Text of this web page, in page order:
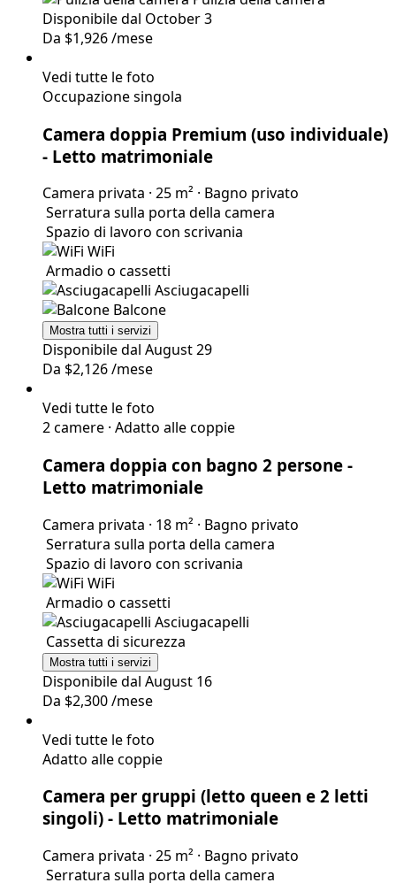
Pulizia della camera
Disponibile dal October 3
Vedi tutte le foto
Camera doppia Premium (uso individuale)
Camera privata ·25 m² ·Bagno privato
Serratura sulla porta della camera
Spazio di lavoro con scrivania
WiFi
Armadio o cassetti
Asciugacapelli
Balcone
Mostra tutti i servizi
Disponibile dal August 29
Vedi tutte le foto
Camera doppia con bagno 2 persone
Camera privata ·18 m² ·Bagno privato
Serratura sulla porta della camera
Spazio di lavoro con scrivania
WiFi
Armadio o cassetti
Asciugacapelli
Cassetta di sicurezza
Mostra tutti i servizi
Disponibile dal August 16
Vedi tutte le foto
Camera per gruppi (letto queen e 2 letti
Camera privata ·25 m² ·Bagno privato